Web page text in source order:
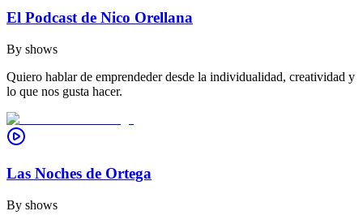
El Podcast de Nico Orellana
By shows
Quiero hablar de emprendeder desde la individualidad, creatividad y
lo que nos gusta hacer.
Las Noches de Ortega
By shows